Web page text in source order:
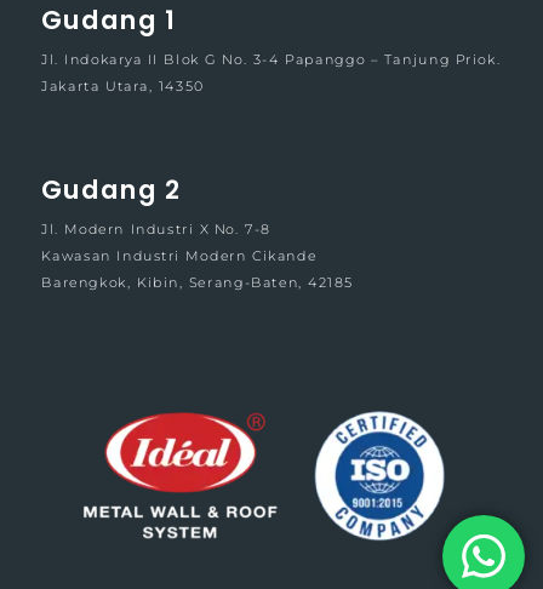
Gudang 1
Jl. Indokarya II Blok G No. 3-4 Papanggo – Tanjung Priok.
Jakarta Utara, 14350
Gudang 2
Jl. Modern Industri X No. 7-8
Kawasan Industri Modern Cikande
Barengkok, Kibin, Serang-Baten, 42185